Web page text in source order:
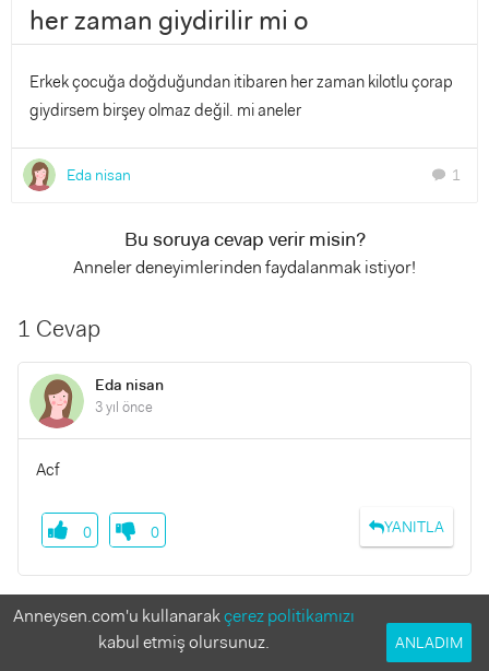
her zaman giydirilir mi o
Erkek çocuğa doğduğundan itibaren her zaman kilotlu çorap
giydirsem birşey olmaz değil. mi aneler
Eda nisan chat 1
Bu soruya cevap verir misin?
Anneler deneyimlerinden faydalanmak istiyor!
1 Cevap
Eda nisan
3 yıl önce
Acf
YANITLA
0 0
Benzer Sorular
Anneysen.com'u kullanarakçerez politikamızı
kabul etmiş olursunuz.
ANLADIM